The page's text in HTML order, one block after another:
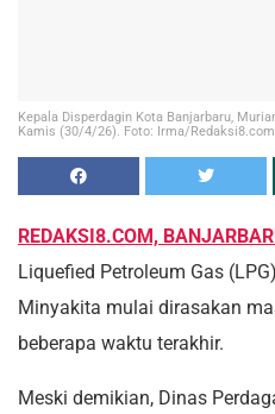
Kepala Disperdagin Kota Banjarbaru,
Kamis (30/4/26). Foto: Irma/Redaksi8.com
REDAKSI8.COM,
Liquefied Petroleum Gas
Minyakita mulai dirasakan
beberapa waktu terakhir.
Meski demikian, Dinas